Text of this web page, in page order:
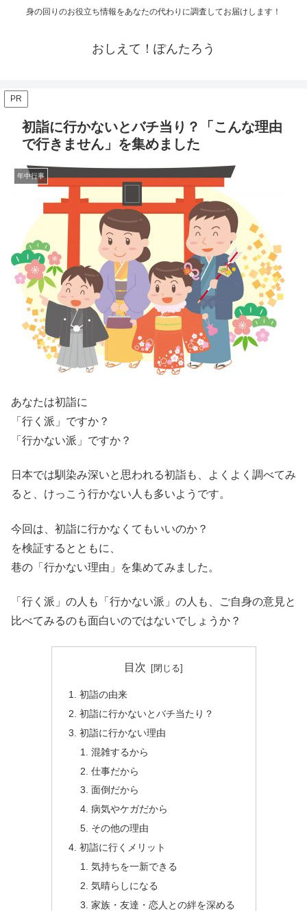
身の回りのお役立ち情報をあなたの代わりに調査してお届けします！
おしえて！ぽんたろう
PR
初詣に行かないとバチ当り？「こんな理由
で行きません」を集めました
年中行事
あなたは初詣に
「行く派」ですか？
「行かない派」ですか？
日本では馴染み深いと思われる初詣も、よくよく調べてみ
ると、けっこう行かない人も多いようです。
今回は、初詣に行かなくてもいいのか？
を検証するとともに、
巷の「行かない理由」を集めてみました。
「行く派」の人も「行かない派」の人も、ご自身の意見と
比べてみるのも面白いのではないでしょうか？
目次
初詣の由来
初詣に行かないとバチ当たり？
初詣に行かない理由
混雑するから
仕事だから
面倒だから
病気やケガだから
その他の理由
初詣に行くメリット
気持ちを一新できる
気晴らしになる
家族・友達・恋人との絆を深める